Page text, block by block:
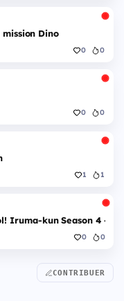
Dino
0 0
0 0
1 1
Iruma-kun Season 4 -
0 0
CONTRIBUER